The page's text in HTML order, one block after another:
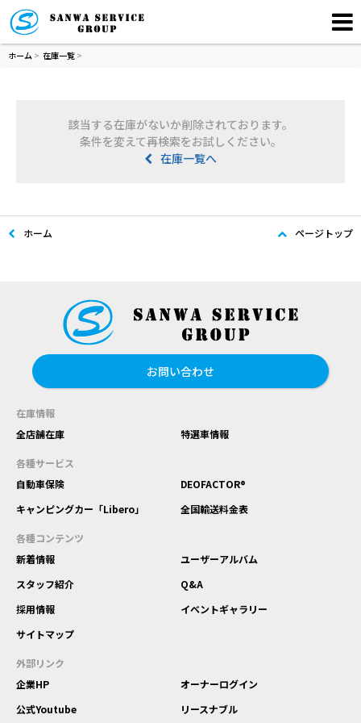
ホーム > 在庫一覧 >
該当する在庫がないか削除されております。
条件を変えて再検索をお試しください。
在庫一覧へ
ホーム ページトップ
お問い合わせ
在庫情報
全店舗在庫
特選車情報
各種サービス
自動車保険
DEOFACTOR®
キャンピングカー「Libero」
全国輸送料金表
各種コンテンツ
新着情報
ユーザーアルバム
スタッフ紹介
Q&A
採用情報
イベントギャラリー
サイトマップ
外部リンク
企業HP
オーナーログイン
公式Youtube
リースナブル